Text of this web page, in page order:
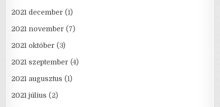
2021 december (1)
2021 november (7)
2021 október (3)
2021 szeptember (4)
2021 augusztus (1)
2021 július (2)